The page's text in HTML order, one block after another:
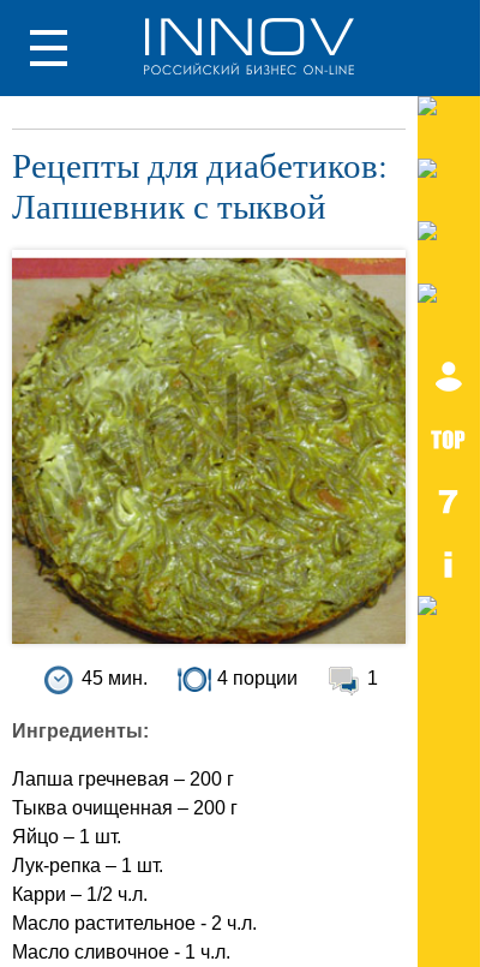
Рецепты для диабетиков:
Лапшевник с тыквой
45 мин. 4 порции 1
Ингредиенты:
Лапша гречневая – 200 г
Тыква очищенная – 200 г
Яйцо – 1 шт.
Лук-репка – 1 шт.
Карри – 1/2 ч.л.
Масло растительное - 2 ч.л.
Масло сливочное - 1 ч.л.